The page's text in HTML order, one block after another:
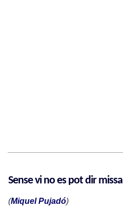
Sense vi no es pot dir missa
(Miquel Pujadó)